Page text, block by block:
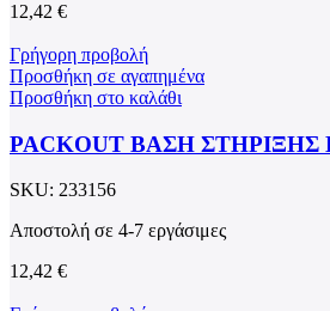
12,42 €
Γρήγορη προβολή
Προσθήκη σε αγαπημένα
Προσθήκη στο καλάθι
PACKOUT ΒΑΣΗ
SKU: 233156
Αποστολή σε 4-7 εργάσιμες
12,42 €